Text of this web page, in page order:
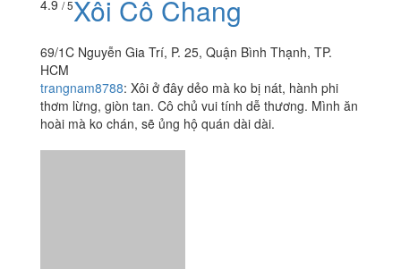
4.9 / 5Xôi Cô Chang
69/1C Nguyễn Gia Trí, P. 25, Quận Bình Thạnh, TP.
HCM
trangnam8788: Xôi ở đây dẻo mà ko bị nát, hành phi
thơm lừng, giòn tan. Cô chủ vui tính dễ thương. Mình ăn
hoài mà ko chán, sẽ ủng hộ quán dài dài.